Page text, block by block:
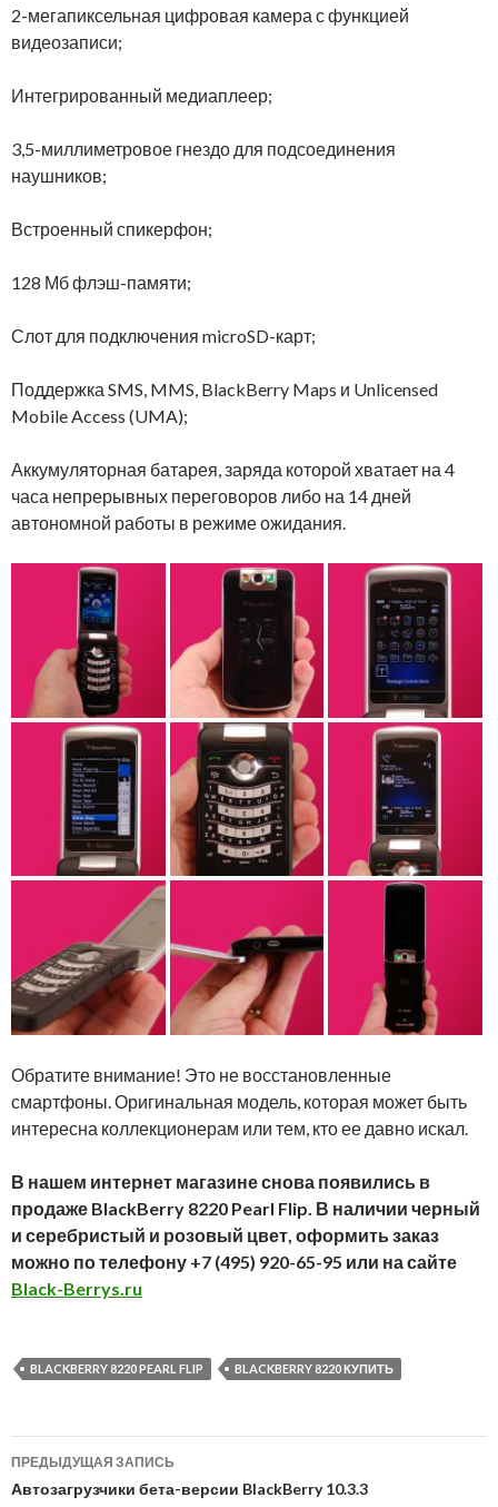
2-мегапиксельная цифровая камера с функцией
видеозаписи;
Интегрированный медиаплеер;
3,5-миллиметровое гнездо для подсоединения
наушников;
Встроенный спикерфон;
128 Мб флэш-памяти;
Слот для подключения microSD-карт;
Поддержка SMS, MMS, BlackBerry Maps и Unlicensed
Mobile Access (UMA);
Аккумуляторная батарея, заряда которой хватает на 4
часа непрерывных переговоров либо на 14 дней
автономной работы в режиме ожидания.
Обратите внимание! Это не восстановленные
смартфоны. Оригинальная модель, которая может быть
интересна коллекционерам или тем, кто ее давно искал.
В нашем интернет магазине снова появились в
продаже BlackBerry 8220 Pearl Flip. В наличии черный
и серебристый и розовый цвет, оформить заказ
можно по телефону +7 (495) 920-65-95 или на сайте
Black-Berrys.ru
BLACKBERRY 8220 PEARL FLIP BLACKBERRY 8220 КУПИТЬ
Навигация
по
ПРЕДЫДУЩАЯ ЗАПИСЬ
Автозагрузчики бета-версии BlackBerry 10.3.3